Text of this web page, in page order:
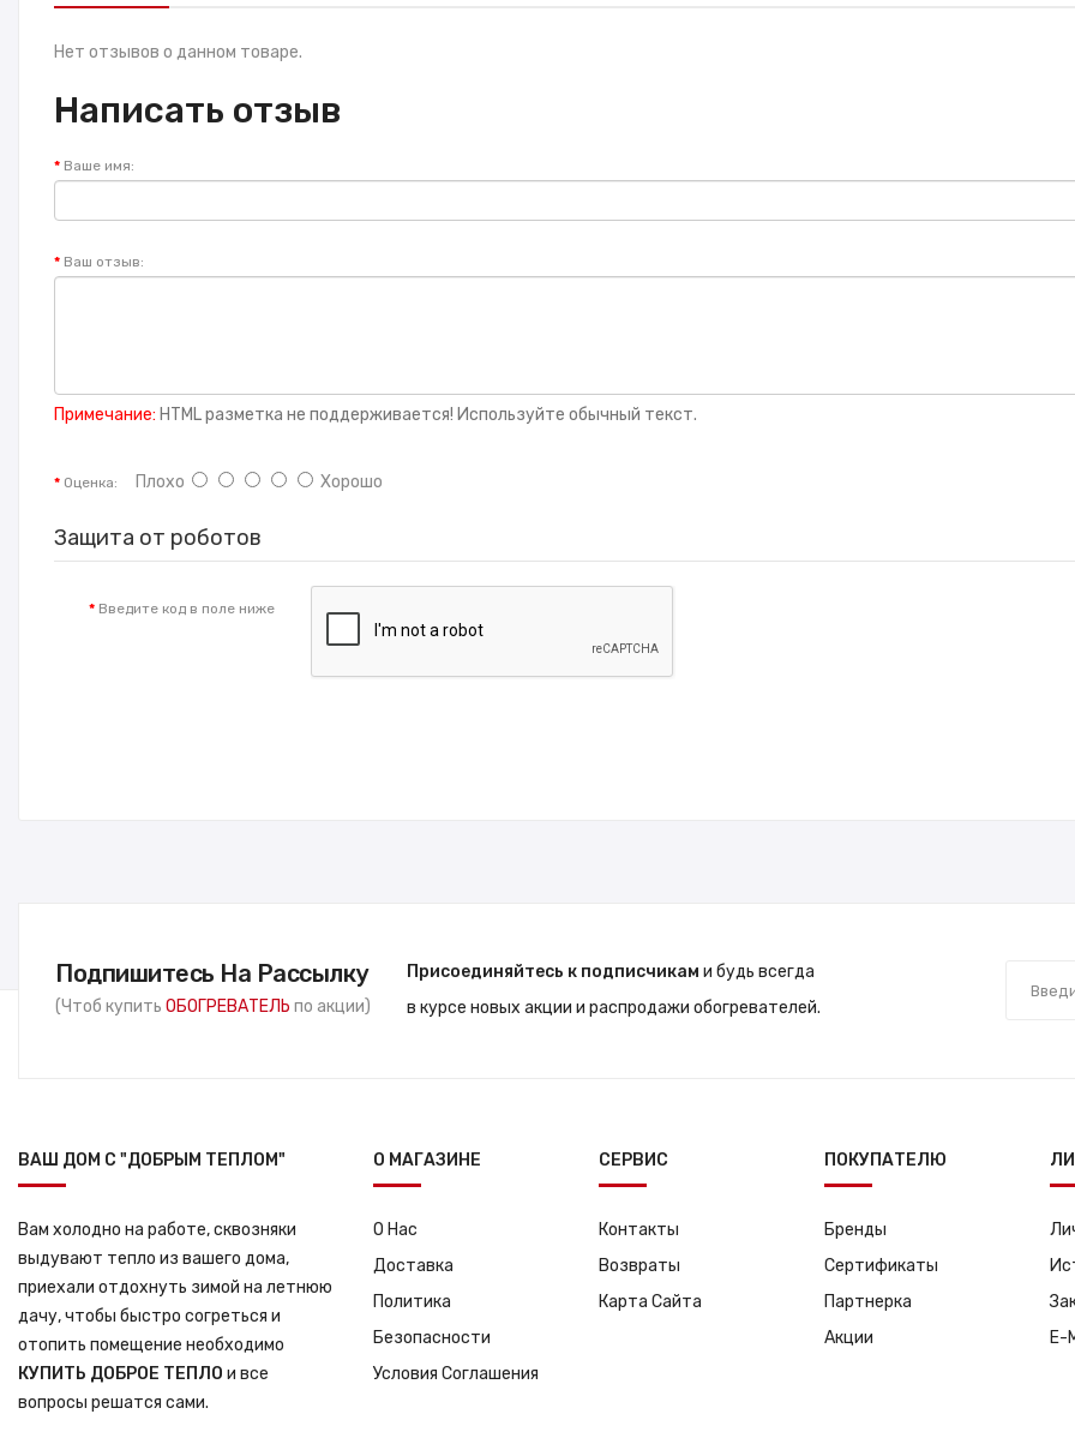
Нет отзывов о данном товаре.
Написать отзыв
Ваше имя:
Ваш отзыв:
Примечание: HTML разметка не поддерживается! Используйте обычный текст.
Оценка: Плохо Хорошо
Защита от роботов
Введите код в поле ниже
Подпишитесь На Рассылку
(Чтоб купить ОБОГРЕВАТЕЛЬ по акции)
Присоединяйтесь к подписчикам и будь всегда
в курсе новых акции и распродажи обогревателей.
ВАШ ДОМ С "ДОБРЫМ ТЕПЛОМ"
Вам холодно на работе, сквозняки
выдувают тепло из вашего дома,
приехали отдохнуть зимой на летнюю
дачу, чтобы быстро согреться и
отопить помещение необходимо
КУПИТЬ ДОБРОЕ ТЕПЛО и все
вопросы решатся сами.
О МАГАЗИНЕ
О Нас
Доставка
Политика
Безопасности
Условия Соглашения
СЕРВИС
Контакты
Возвраты
Карта Сайта
ПОКУПАТЕЛЮ
Бренды
Сертификаты
Партнерка
Акции
E-